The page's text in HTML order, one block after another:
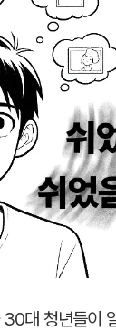
대 청년들이